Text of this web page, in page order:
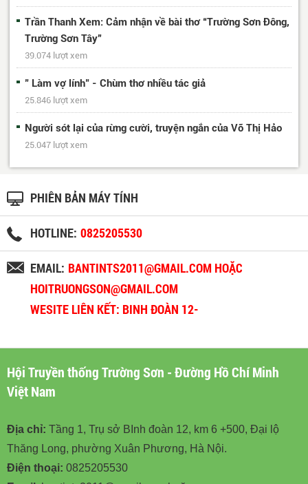
Trần Thanh Xem: Cảm nhận về bài thơ “Trường Sơn Đông,
Trường Sơn Tây”
39.074 lượt xem
" Làm vợ lính" - Chùm thơ nhiều tác giả
25.846 lượt xem
Người sót lại của rừng cười, truyện ngắn của Võ Thị Hảo
25.047 lượt xem
PHIÊN BẢN MÁY TÍNH
HOTLINE: 0825205530
EMAIL: BANTINTS2011@GMAIL.COM HOẶC
HOITRUONGSON@GMAIL.COM
WESITE LIÊN KẾT: BINH ĐOÀN 12-
Hội Truyền thống Trường Sơn - Đường Hồ Chí Minh
Việt Nam
Địa chỉ: Tầng 1, Trụ sở BInh đoàn 12, km 6 +500, Đại lộ
Thăng Long, phường Xuân Phương, Hà Nội.
Điện thoại: 0825205530